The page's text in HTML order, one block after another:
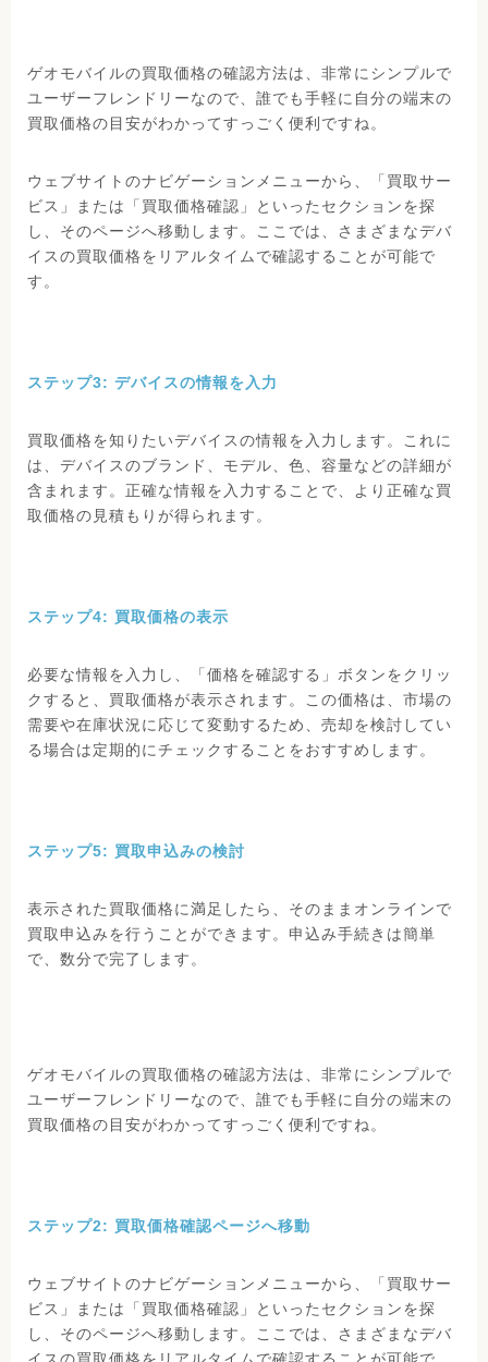
ゲオモバイルの買取価格の確認方法は、非常にシンプルで
ユーザーフレンドリーなので、誰でも手軽に自分の端末の
買取価格の目安がわかってすっごく便利ですね。
ウェブサイトのナビゲーションメニューから、「買取サー
ビス」または「買取価格確認」といったセクションを探
し、そのページへ移動します。ここでは、さまざまなデバ
イスの買取価格をリアルタイムで確認することが可能で
す。
ステップ3: デバイスの情報を入力
買取価格を知りたいデバイスの情報を入力します。これに
は、デバイスのブランド、モデル、色、容量などの詳細が
含まれます。正確な情報を入力することで、より正確な買
取価格の見積もりが得られます。
ステップ4: 買取価格の表示
必要な情報を入力し、「価格を確認する」ボタンをクリッ
クすると、買取価格が表示されます。この価格は、市場の
需要や在庫状況に応じて変動するため、売却を検討してい
る場合は定期的にチェックすることをおすすめします。
ステップ5: 買取申込みの検討
表示された買取価格に満足したら、そのままオンラインで
買取申込みを行うことができます。申込み手続きは簡単
で、数分で完了します。
ゲオモバイルの買取価格の確認方法は、非常にシンプルで
ユーザーフレンドリーなので、誰でも手軽に自分の端末の
買取価格の目安がわかってすっごく便利ですね。
ステップ2: 買取価格確認ページへ移動
ウェブサイトのナビゲーションメニューから、「買取サー
ビス」または「買取価格確認」といったセクションを探
し、そのページへ移動します。ここでは、さまざまなデバ